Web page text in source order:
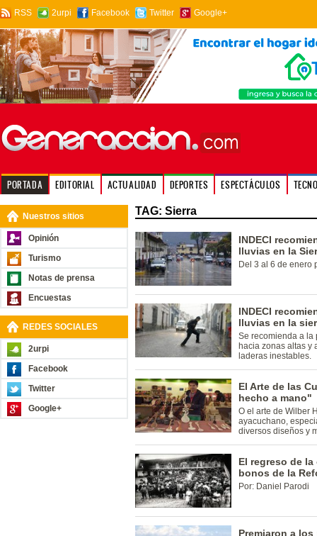
RSS 2urpi Facebook Twitter Google+
PORTADA EDITORIAL ACTUALIDAD DEPORTES ESPECTÁCULOS
Nuestros sitios
Opinión
Turismo
Notas de prensa
Encuestas
REDES SOCIALES
2urpi
Facebook
Twitter
Google+
TAG: Sierra
INDECI
lluvias en la
Del 3 al 6 de enero
INDECI
lluvias en la
Se recomienda a la
hacia zonas altas y
laderas inestables.
El Arte de las
hecho a mano"
O el arte de Wilber
ayacuchano,
diversos diseños y
El regreso de
bonos de la
Por: Daniel Parodi
Premiaron a